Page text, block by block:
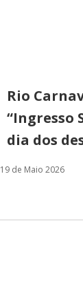
Rio
“Ingresso
dia dos
19 de Maio 2026